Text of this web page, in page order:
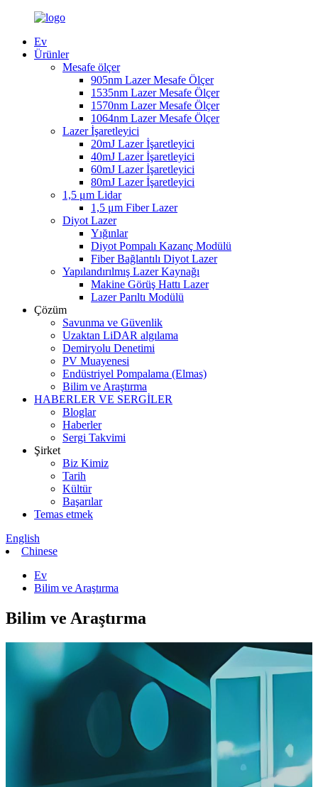
Ev
Ürünler
Mesafe ölçer
905nm Lazer Mesafe Ölçer
1535nm Lazer Mesafe Ölçer
1570nm Lazer Mesafe Ölçer
1064nm Lazer Mesafe Ölçer
Lazer İşaretleyici
20mJ Lazer İşaretleyici
40mJ Lazer İşaretleyici
60mJ Lazer İşaretleyici
80mJ Lazer İşaretleyici
1,5 μm Lidar
1,5 μm Fiber Lazer
Diyot Lazer
Yığınlar
Diyot Pompalı Kazanç Modülü
Fiber Bağlantılı Diyot Lazer
Yapılandırılmış Lazer Kaynağı
Makine Görüş Hattı Lazer
Lazer Parıltı Modülü
Çözüm
Savunma ve Güvenlik
Uzaktan LiDAR algılama
Demiryolu Denetimi
PV Muayenesi
Endüstriyel Pompalama (Elmas)
Bilim ve Araştırma
HABERLER VE SERGİLER
Bloglar
Haberler
Sergi Takvimi
Şirket
Biz Kimiz
Tarih
Kültür
Başarılar
Temas etmek
English
Chinese
Ev
Bilim ve Araştırma
Bilim ve Araştırma